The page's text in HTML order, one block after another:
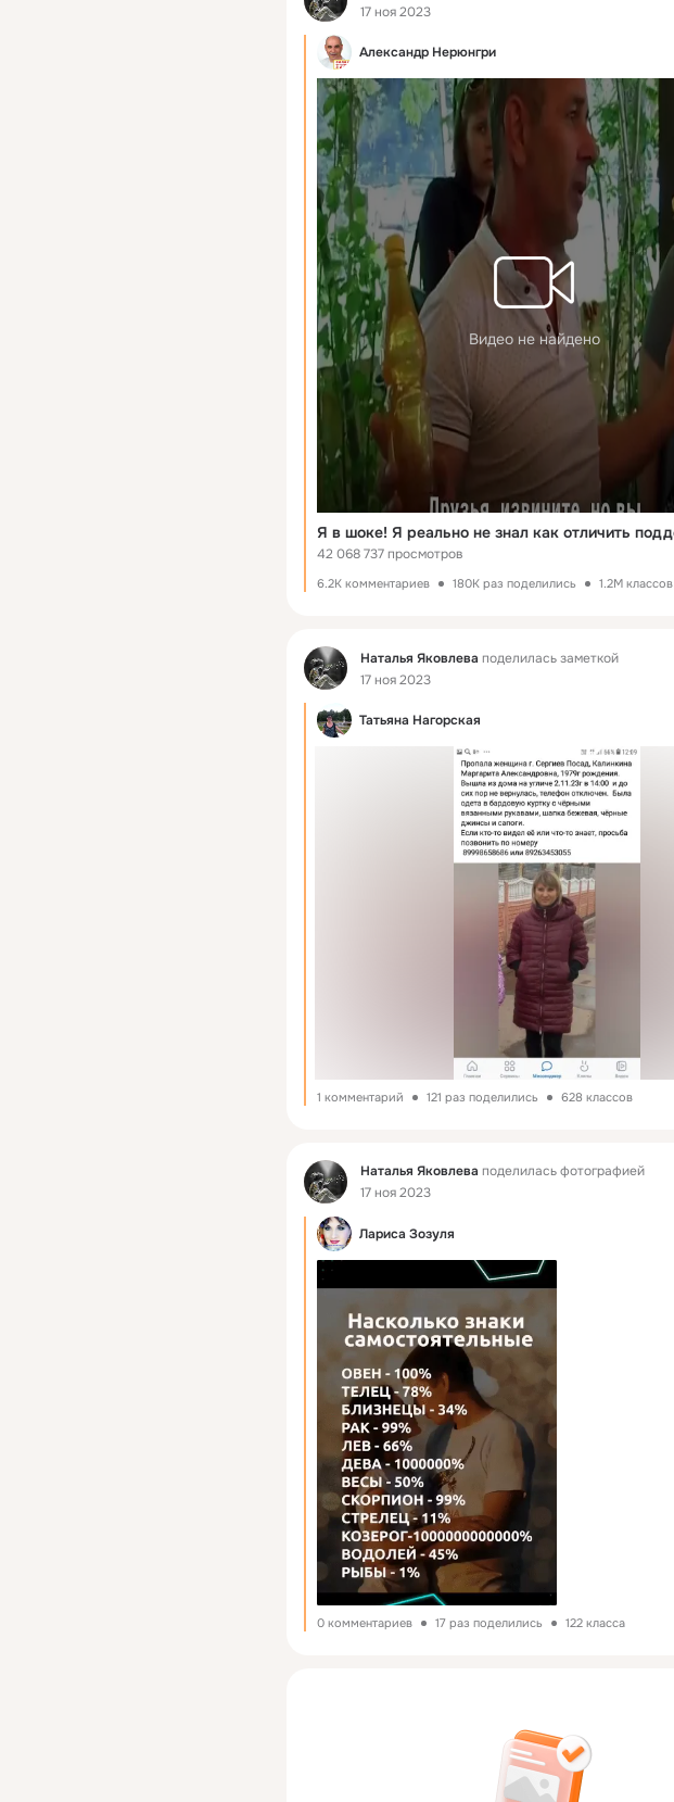
17 ноя 2023
Александр Нерюнгри
Видео не найдено
42 068 737 просмотров
6.2K комментариев 180K раз поделились 1.2M классов
Фид Наталья Яковлева поделилась заметкой
17 ноя 2023
Татьяна Нагорская
1 комментарий 121 раз поделились 628 классов
Фид Наталья Яковлева поделилась фотографией
17 ноя 2023
Лариса Зозуля
0 комментариев 17 раз поделились 122 класса